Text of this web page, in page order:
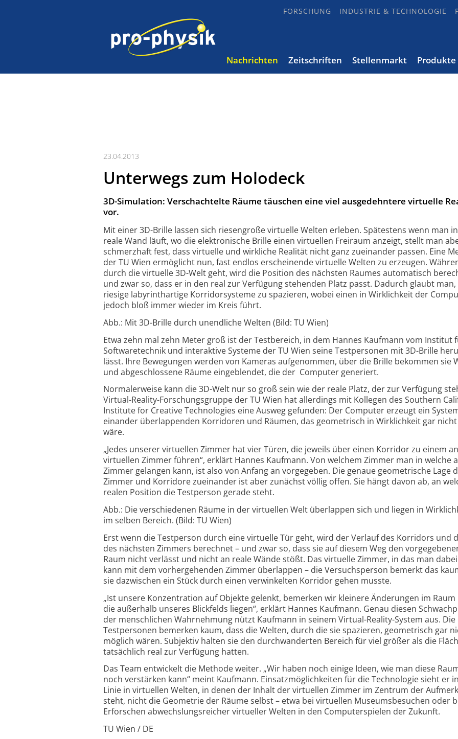
FORSCHUNG INDUSTRIE & TECHNOLOGIE
Nachrichten Zeitschriften Stellenmarkt Produkte
23.04.2013
Unterwegs zum Holodeck
3D-Simulation: Verschachtelte Räume täuschen eine viel ausgedehntere virtuelle
vor.
Mit einer 3D-Brille lassen sich riesengroße virtuelle Welten erleben. Spätestens wenn man
reale Wand läuft, wo die elektronische Brille einen virtuellen Freiraum anzeigt, stellt man
schmerzhaft fest, dass virtuelle und wirkliche Realität nicht ganz zueinander passen. Eine
der TU Wien ermöglicht nun, fast endlos erscheinende virtuelle Welten zu erzeugen.
durch die virtuelle 3D-Welt geht, wird die Position des nächsten Raumes automatisch
und zwar so, dass er in den real zur Verfügung stehenden Platz passt. Dadurch glaubt
riesige labyrinthartige Korridorsysteme zu spazieren, wobei einen in Wirklichkeit der
jedoch bloß immer wieder im Kreis führt.
Abb.: Mit 3D-Brille durch unendliche Welten (Bild: TU Wien)
Etwa zehn mal zehn Meter groß ist der Testbereich, in dem Hannes Kaufmann vom Institut
Softwaretechnik und interaktive Systeme der TU Wien seine Testpersonen mit 3D-Brille
lässt. Ihre Bewegungen werden von Kameras aufgenommen, über die Brille bekommen sie
und abgeschlossene Räume eingeblendet, die der Computer generiert.
Normalerweise kann die 3D-Welt nur so groß sein wie der reale Platz, der zur Verfügung
Virtual-Reality-Forschungsgruppe der TU Wien hat allerdings mit Kollegen des Southern
Institute for Creative Technologies eine Ausweg gefunden: Der Computer erzeugt ein
einander überlappenden Korridoren und Räumen, das geometrisch in Wirklichkeit gar
wäre.
„Jedes unserer virtuellen Zimmer hat vier Türen, die jeweils über einen Korridor zu einem
virtuellen Zimmer führen“, erklärt Hannes Kaufmann. Von welchem Zimmer man in welche
Zimmer gelangen kann, ist also von Anfang an vorgegeben. Die genaue geometrische Lage
Zimmer und Korridore zueinander ist aber zunächst völlig offen. Sie hängt davon ab, an
realen Position die Testperson gerade steht.
Abb.: Die verschiedenen Räume in der virtuellen Welt überlappen sich und liegen in
im selben Bereich. (Bild: TU Wien)
Erst wenn die Testperson durch eine virtuelle Tür geht, wird der Verlauf des Korridors und
des nächsten Zimmers berechnet – und zwar so, dass sie auf diesem Weg den
Raum nicht verlässt und nicht an reale Wände stößt. Das virtuelle Zimmer, in das man
kann mit dem vorhergehenden Zimmer überlappen – die Versuchsperson bemerkt das
sie dazwischen ein Stück durch einen verwinkelten Korridor gehen musste.
„Ist unsere Konzentration auf Objekte gelenkt, bemerken wir kleinere Änderungen im Raum
die außerhalb unseres Blickfelds liegen“, erklärt Hannes Kaufmann. Genau diesen
der menschlichen Wahrnehmung nützt Kaufmann in seinem Virtual-Reality-System aus. Die
Testpersonen bemerken kaum, dass die Welten, durch die sie spazieren, geometrisch gar
möglich wären. Subjektiv halten sie den durchwanderten Bereich für viel größer als die
tatsächlich real zur Verfügung hatten.
Das Team entwickelt die Methode weiter. „Wir haben noch einige Ideen, wie man diese
noch verstärken kann“ meint Kaufmann. Einsatzmöglichkeiten für die Technologie sieht er
Linie in virtuellen Welten, in denen der Inhalt der virtuellen Zimmer im Zentrum der
steht, nicht die Geometrie der Räume selbst – etwa bei virtuellen Museumsbesuchen oder
Erforschen abwechslungsreicher virtueller Welten in den Computerspielen der Zukunft.
TU Wien / DE